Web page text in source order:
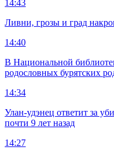
14:43
Ливни, грозы и град
14:40
В Национальной
родословных бурятских
14:34
Улан-удэнец ответит за
почти 9 лет назад
14:27